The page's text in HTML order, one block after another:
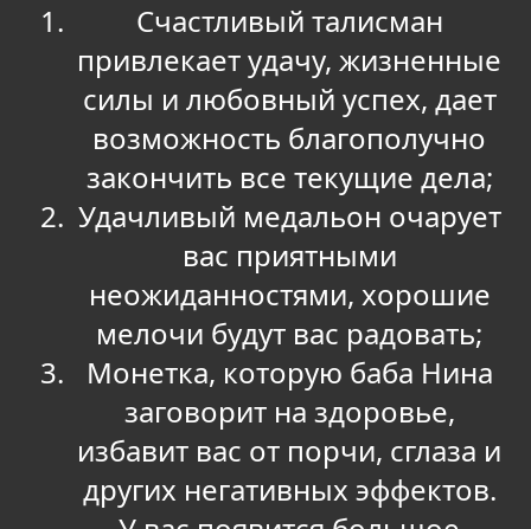
Счастливый талисман
привлекает удачу, жизненные
силы и любовный успех, дает
возможность благополучно
закончить все текущие дела;
Удачливый медальон очарует
вас приятными
неожиданностями, хорошие
мелочи будут вас радовать;
Монетка, которую баба Нина
заговорит на здоровье,
избавит вас от порчи, сглаза и
других негативных эффектов.